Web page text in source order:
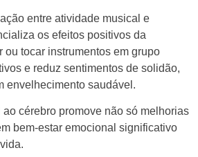
entre atividade musical e
os efeitos positivos da
ou tocar instrumentos em grupo
e reduz sentimentos de solidão,
envelhecimento saudável.
cérebro promove não só melhorias
bem-estar emocional significativo